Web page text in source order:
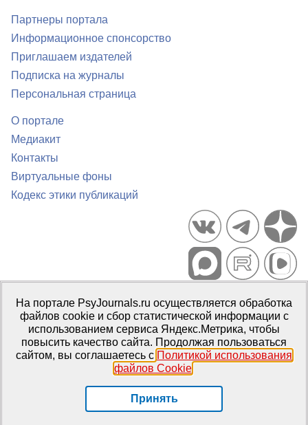
Партнеры портала
Информационное спонсорство
Приглашаем издателей
Подписка на журналы
Персональная страница
О портале
Медиакит
Контакты
Виртуальные фоны
Кодекс этики публикаций
Портал психологических изданий PsyJournals.ru, 2007–2026
Правила использования материалов
Свидетельство регистрации СМИЭл № ФС77-66447 от 14 июля
2016 г.
Издатель: ФГБОУ ВО МГППУ
На портале PsyJournals.ru осуществляется обработка
файлов cookie и сбор статистической информации с
использованием сервиса Яндекс.Метрика, чтобы
повысить качество сайта. Продолжая пользоваться
сайтом, вы соглашаетесь с Политикой использования
файлов Cookie.
Принять